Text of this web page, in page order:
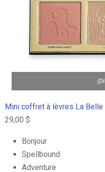
Mini coffret à lèvres La
29,00 $
Bonjour
Spellbound
Adventure